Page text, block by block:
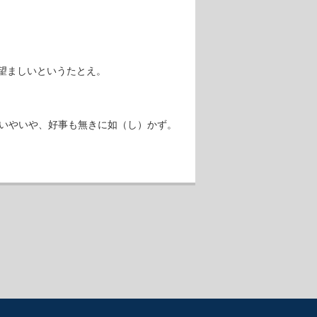
しいというたとえ。
いや、好事も無きに如（し）かず。